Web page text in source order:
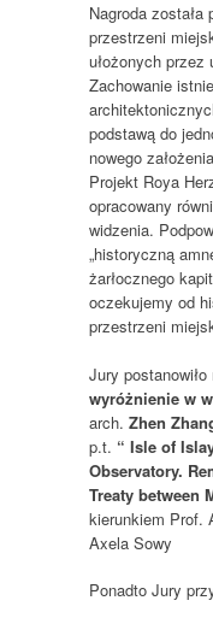
Nagroda została
przestrzeni
ułożonych przez
Zachowanie
podstawą do
nowego
Projekt Roya
opracowany
widzenia.
„historyczną
żarłocznego
oczekujemy od
przestrzeni
Jury
wyróżnienie w
arch. Zhen
p.t. “ Isle of
Observatory.
Treaty between
kierunkiem Prof.
Axela Sowy
Ponadto Jury